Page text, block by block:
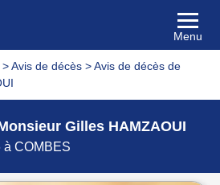
Menu
>Avis de décès >Avis de décès de
Gilles HAMZAOUI
à COMBES